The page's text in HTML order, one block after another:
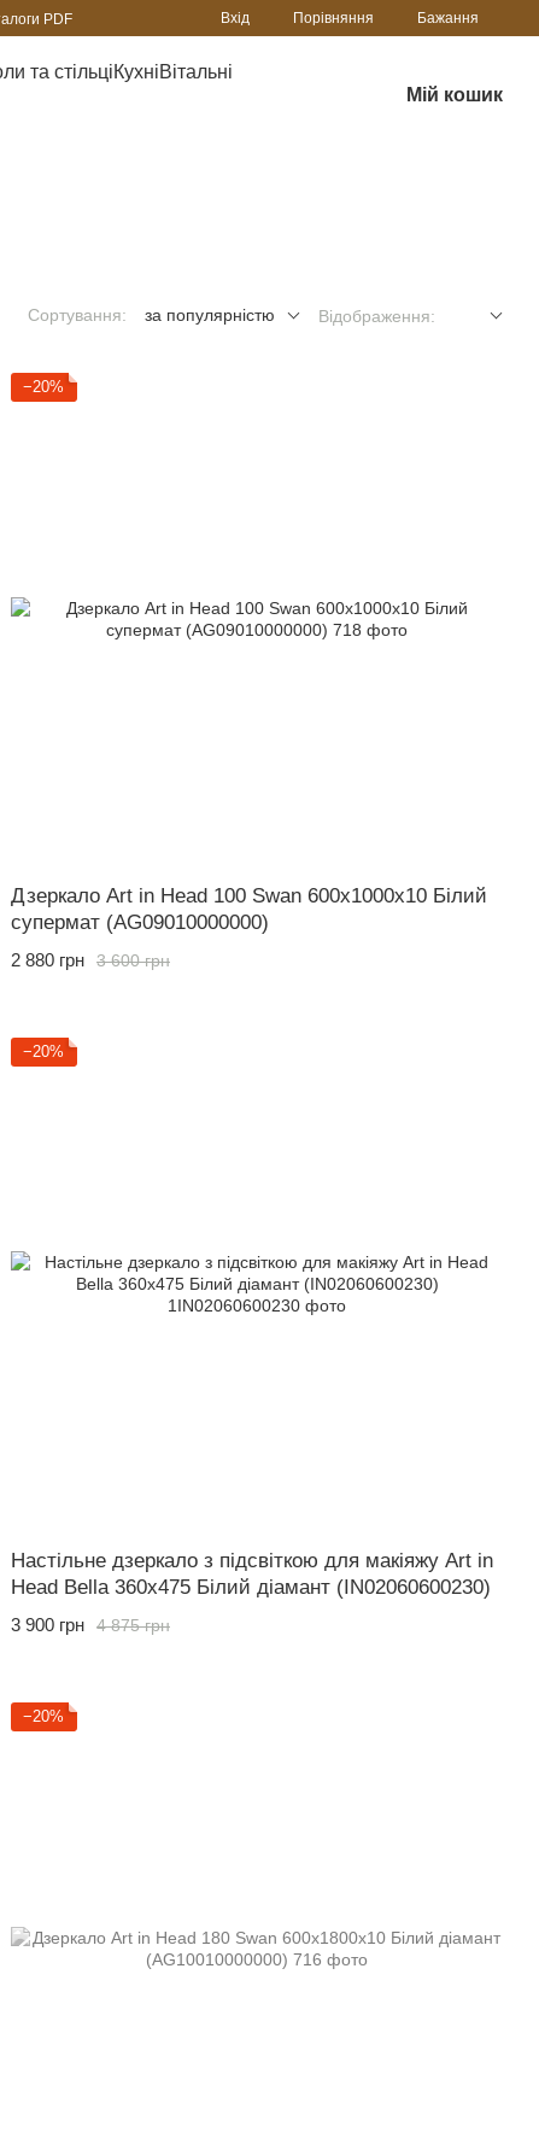
PDF Вхід Порівняння Бажання
та стільціКухніВітальні
Мій кошик
Сортування: за популярністю Відображення:
−20%
Дзеркало Art in Head 100 Swan 600x1000x10 Білий
супермат (AG09010000000)
3 600 грн
2 880 грн
−20%
Настільне дзеркало з підсвіткою для макіяжу Art in
Head Bella 360x475 Білий діамант (IN02060600230)
4 875 грн
3 900 грн
−20%